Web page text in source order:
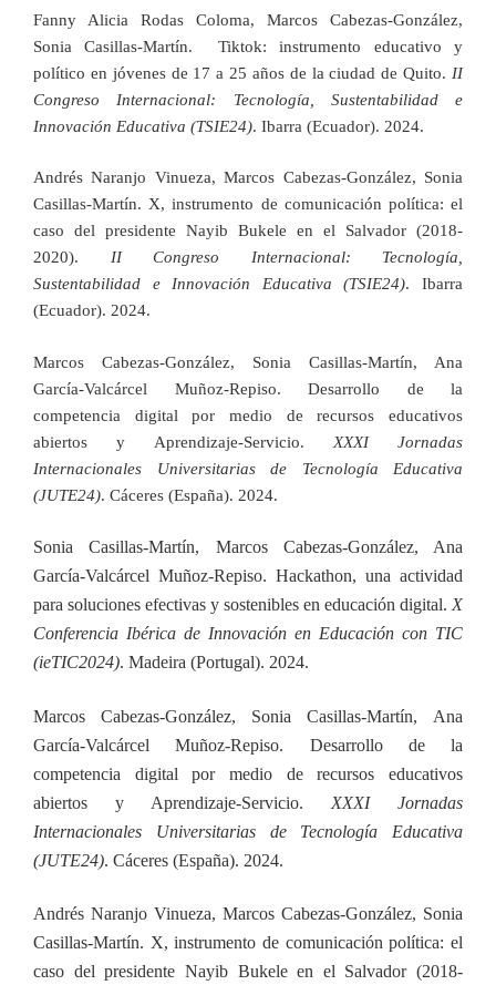
Fanny Alicia Rodas Coloma, Marcos Cabezas-González,
Sonia Casillas-Martín. Tiktok: instrumento educativo y
político en jóvenes de 17 a 25 años de la ciudad de Quito. II
Congreso Internacional: Tecnología, Sustentabilidad e
Innovación Educativa (TSIE24). Ibarra (Ecuador). 2024.
Andrés Naranjo Vinueza, Marcos Cabezas-González, Sonia
Casillas-Martín. X, instrumento de comunicación política: el
caso del presidente Nayib Bukele en el Salvador (2018-
2020). II Congreso Internacional: Tecnología,
Sustentabilidad e Innovación Educativa (TSIE24). Ibarra
(Ecuador). 2024.
Marcos Cabezas-González, Sonia Casillas-Martín, Ana
García-Valcárcel Muñoz-Repiso. Desarrollo de la
competencia digital por medio de recursos educativos
abiertos y Aprendizaje-Servicio. XXXI Jornadas
Internacionales Universitarias de Tecnología Educativa
(JUTE24). Cáceres (España). 2024.
Sonia Casillas-Martín, Marcos Cabezas-González, Ana
García-Valcárcel Muñoz-Repiso. Hackathon, una actividad
para soluciones efectivas y sostenibles en educación digital. X
Conferencia Ibérica de Innovación en Educación con TIC
(ieTIC2024). Madeira (Portugal). 2024.
Marcos Cabezas-González, Sonia Casillas-Martín,
Ana
García-Valcárcel Muñoz-Repiso. Desarrollo de la
competencia digital por medio de recursos educativos
abiertos y Aprendizaje-Servicio. XXXI Jornadas
Internacionales Universitarias de Tecnología Educativa
(JUTE24). Cáceres (España). 2024.
Andrés Naranjo Vinueza, Marcos Cabezas-González, Sonia
Casillas-Martín. X, instrumento de comunicación política: el
caso del presidente Nayib Bukele en el Salvador (2018-